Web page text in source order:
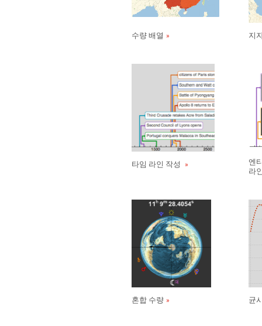
수량 배열 지
타임 라인 작성
엔
라
혼합 수량 균